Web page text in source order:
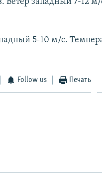
5-10 м/с.
Follow us Печать